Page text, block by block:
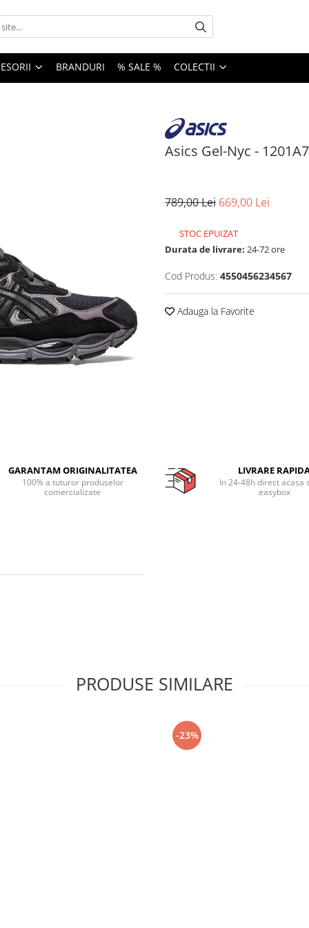
BRANDURI % SALE % COLECTII
Asics Gel-Nyc -
789,00 Lei 669,00 Lei
STOC EPUIZAT
Durata de livrare: 24-72 ore
Cod Produs: 4550456234567
Adauga la Favorite
GARANTAM ORIGINALITATEA
100% a tuturor produselor
comercializate
LIVRARE
In 24-48h direct acasa
easybox
PRODUSE SIMILARE
-23%